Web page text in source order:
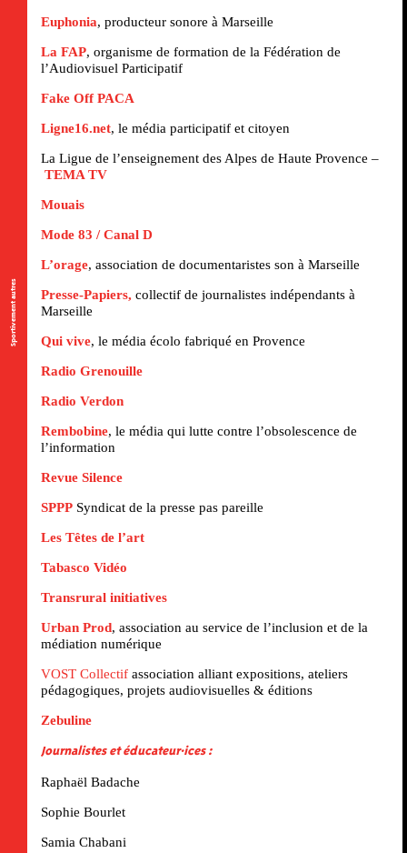
Sportivement autres
Euphonia, producteur sonore à Marseille
La FAP, organisme de formation de la Fédération de
l’Audiovisuel Participatif
Fake Off PACA
Ligne16.net, le média participatif et citoyen
La Ligue de l’enseignement des Alpes de Haute Provence –
TEMA TV
Mouais
Mode 83 / Canal D
L’orage, association de documentaristes son à Marseille
Presse-Papiers, collectif de journalistes indépendants à
Marseille
Qui vive, le média écolo fabriqué en Provence
Radio Grenouille
Radio Verdon
Rembobine, le média qui lutte contre l’obsolescence de
l’information
Revue Silence
SPPP Syndicat de la presse pas pareille
Les Têtes de l’art
Tabasco Vidéo
Transrural initiatives
Urban Prod, association au service de l’inclusion et de la
médiation numérique
VOST Collectif association alliant expositions, ateliers
pédagogiques, projets audiovisuelles & éditions
Zebuline
Journalistes et éducateur·ices :
Raphaël Badache
Sophie Bourlet
Samia Chabani